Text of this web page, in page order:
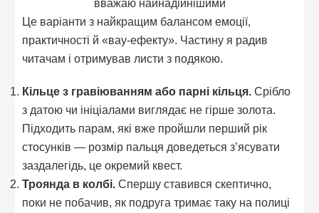
вважаю найнадійнішими
Це варіанти з найкращим балансом емоції,
практичності й «вау-ефекту». Частину я радив
читачам і отримував листи з подякою.
Кільце з гравіюванням або парні кільця. Срібло
з датою чи ініціалами виглядає не гірше золота.
Підходить парам, які вже пройшли перший рік
стосунків — розмір пальця доведеться з’ясувати
заздалегідь, це окремий квест.
Троянда в колбі. Спершу ставився скептично,
поки не побачив, як подруга тримає таку на полиці